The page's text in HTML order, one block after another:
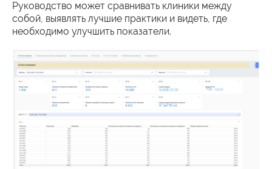
Руководство может сравнивать клиники между
собой, выявлять лучшие практики и видеть, где
необходимо улучшить показатели.